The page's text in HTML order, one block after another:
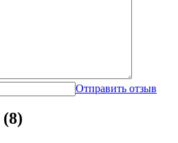
Отправить отзыв